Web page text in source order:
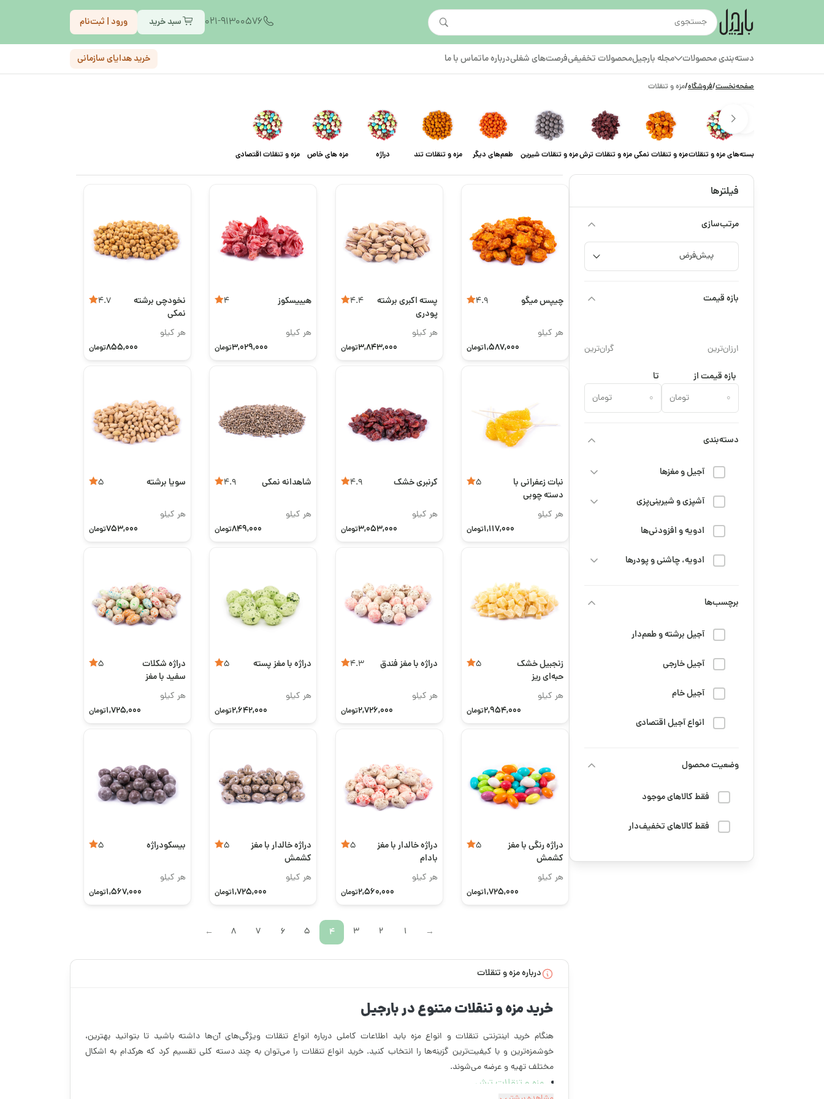
021-91300576 سبد خرید ورود | ثبت‌نام
دسته‌بندی محصولات مجله بارجیلمحصولات تخفیفیفرصت‌های شغلیدرباره ماتماس با ما خرید هدایای سازمانی
صفحه‌نخست/فروشگاه/مزه و تنقلات
بسته‌های مزه و تنقلاتمزه و تنقلات نمکیمزه و تنقلات ترشمزه و تنقلات شیرین طعم‌های دیگر مزه و تنقلات تند دراژه مزه های خاص مزه و تنقلات اقتصادی
فیلترها
مرتب‌سازی
بازه قیمت
ارزان‌ترین گران‌ترین
بازه قیمت از
تومان
تا
تومان
دسته‌بندی
آجیل و مغزها
آشپزی و شیرینی‌پزی
ادویه و افزودنی‌ها
ادویه، چاشنی و پودرها
مزه و تنقلات
مهمانی، پذیرایی و مناسبتی
میوه خشک
برچسب‌ها
آجیل برشته و طعم‌دار
آجیل خارجی
آجیل خام
انواع آجیل اقتصادی
وضعیت محصول
فقط کالاهای موجود
فقط کالاهای تخفیف‌دار
چیپس میگو 4.9
هر کیلو
1,587,000تومان
پسته اکبری برشته
پودری
4.4
هر کیلو
3,843,000تومان
هیبیسکوز 4
هر کیلو
3,029,000تومان
نخودچی برشته
نمکی
4.7
هر کیلو
855,000تومان
نبات زعفرانی با
دسته چوبی
5
هر کیلو
1,117,000تومان
کرنبری خشک 4.9
هر کیلو
3,053,000تومان
شاهدانه نمکی 4.9
هر کیلو
849,000تومان
سویا برشته 5
هر کیلو
753,000تومان
زنجبیل خشک
حبه‌ای ریز
5
هر کیلو
2,954,000تومان
دراژه با مغز فندق 4.3
هر کیلو
2,726,000تومان
دراژه با مغز پسته 5
هر کیلو
2,642,000تومان
دراژه شکلات
سفید با مغز
کشمش
5
هر کیلو
1,725,000تومان
دراژه رنگی با مغز
کشمش
5
هر کیلو
1,725,000تومان
دراژه خالدار با مغز
بادام
5
هر کیلو
2,560,000تومان
دراژه خالدار با مغز
کشمش
5
هر کیلو
1,725,000تومان
بیسکودراژه 5
هر کیلو
1,567,000تومان
←
1
2
3
4
5
6
7
8
→
درباره مزه و تنقلات
خرید مزه و تنقلات متنوع در بارجیل
هنگام خرید اینترنتی تنقلات و انواع مزه باید اطلاعات کاملی درباره انواع تنقلات ویژگی‌های آن‌ها داشته باشید تا بتوانید بهترین،
خوشمزه‌ترین و با کیفیت‌ترین گزینه‌ها را انتخاب کنید. خرید انواع تنقلات را می‌توان به چند دسته کلی تقسیم کرد که هرکدام به اشکال
مختلف تهیه و عرضه می‌شوند.
مزه و تنقلات ترش